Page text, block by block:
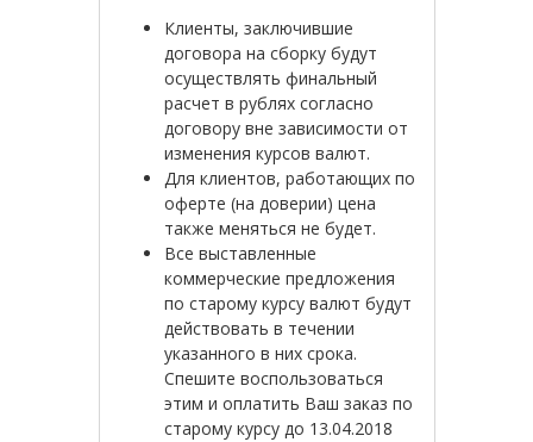
Клиенты, заключившие
договора на сборку будут
осуществлять финальный
расчет в рублях согласно
договору вне зависимости от
изменения курсов валют.
Для клиентов, работающих по
оферте (на доверии) цена
также меняться не будет.
Все выставленные
коммерческие предложения
по старому курсу валют будут
действовать в течении
указанного в них срока.
Спешите воспользоваться
этим и оплатить Ваш заказ по
старому курсу до 13.04.2018